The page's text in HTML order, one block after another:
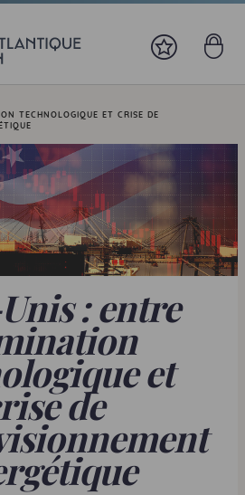
TECHNOLOGIQUE ET CRISE DE
: entre
et
de